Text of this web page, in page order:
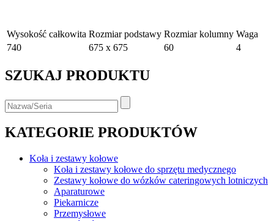
Wysokość całkowita Rozmiar podstawy Rozmiar kolumny Waga
740
675 x 675 60 4
SZUKAJ PRODUKTU
KATEGORIE PRODUKTÓW
Koła i zestawy kołowe
Koła i zestawy kołowe do sprzętu medycznego
Zestawy kołowe do wózków cateringowych lotniczych
Aparaturowe
Piekarnicze
Przemysłowe